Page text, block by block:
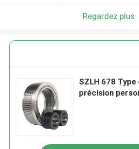
Regardez plus
SZLH 678 Type
précision